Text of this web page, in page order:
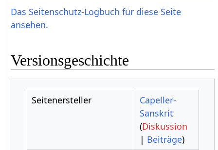
Das Seitenschutz-Logbuch für diese Seite
ansehen.
Versionsgeschichte
Seitenersteller
Capeller-
Sanskrit
(Diskussion
| Beiträge)